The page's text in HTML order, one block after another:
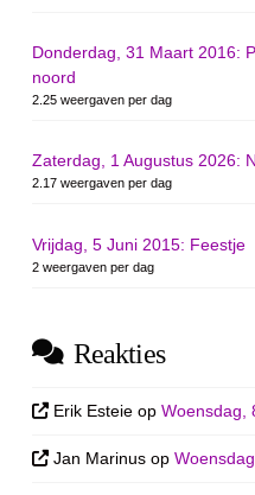
Donderdag, 31 Maart 2016:
noord
2.25 weergaven per dag
Zaterdag, 1 Augustus 2026:
2.17 weergaven per dag
Vrijdag, 5 Juni 2015: Feestje
2 weergaven per dag
Reakties
Erik Esteie opWoensdag,
Jan Marinus op